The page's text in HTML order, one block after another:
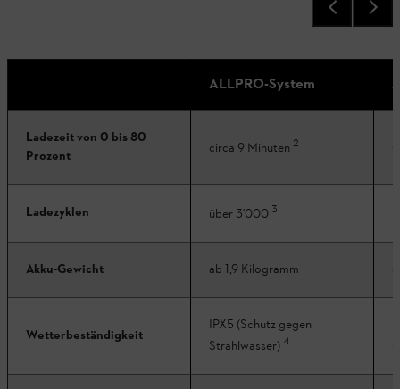
ALLPRO-System
Ladezeit von 0 bis 80
Prozent
circa 9 Minuten 2
Ladezyklen über 3'000 3
Akku-Gewicht ab 1,9 Kilogramm
Wetterbeständigkeit
IPX5 (Schutz gegen
Strahlwasser)4